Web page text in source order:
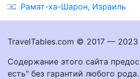
Рамат-ха-Шарон, Израиль
TravelTables.com © 2017 — 2023
Содержание этого сайта
есть" без гарантий любого